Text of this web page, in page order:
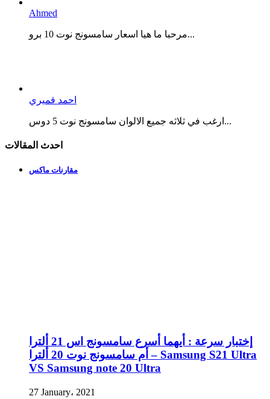
Ahmed
مرحبا ما هيا اسعار سامسونج نوت 10 برو...
احمد قميري
ارغب في ثلاثه جميع الالوان سامسونج نوت 5 دوس...
احدث المقالات
مقارنات ماكس
إختبار سرعة : أيهما أسرع سامسونج اس 21 ألترا
أم سامسونج نوت 20 ألترا – Samsung S21 Ultra
VS Samsung note 20 Ultra
27 January، 2021